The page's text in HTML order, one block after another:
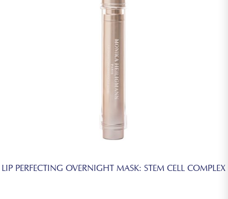
LIP PERFECTING OVERNIGHT MASK: STEM CELL COMPLEX